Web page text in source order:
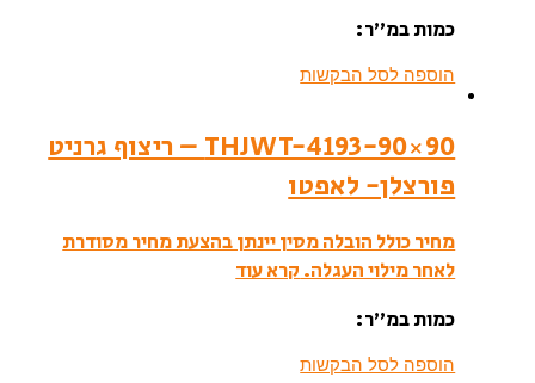
כמות במ”ר:
הוספה לסל הבקשות
THJWT-4193-90×90 – ריצוף גרניט
פורצלן- לאפטו
מחיר כולל הובלה מסין יינתן בהצעת מחיר מסודרת
לאחר מילוי העגלה.קרא עוד
כמות במ”ר:
הוספה לסל הבקשות